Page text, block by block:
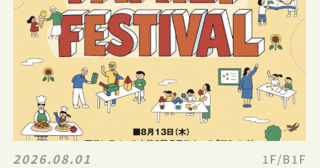
2026.08.01 1F/B1F